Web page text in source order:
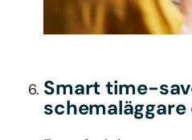
Smart time-